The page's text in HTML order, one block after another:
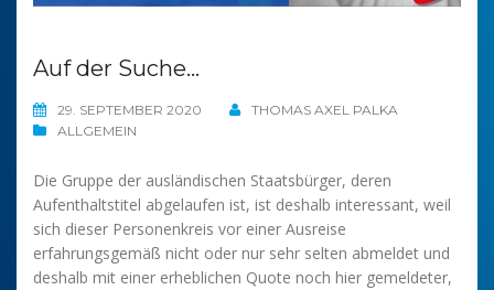
Auf der Suche…
29. SEPTEMBER 2020
THOMAS AXEL PALKA
ALLGEMEIN
Die Gruppe der ausländischen Staatsbürger, deren
Aufenthaltstitel abgelaufen ist, ist deshalb interessant, weil
sich dieser Personenkreis vor einer Ausreise
erfahrungsgemäß nicht oder nur sehr selten abmeldet und
deshalb mit einer erheblichen Quote noch hier gemeldeter,